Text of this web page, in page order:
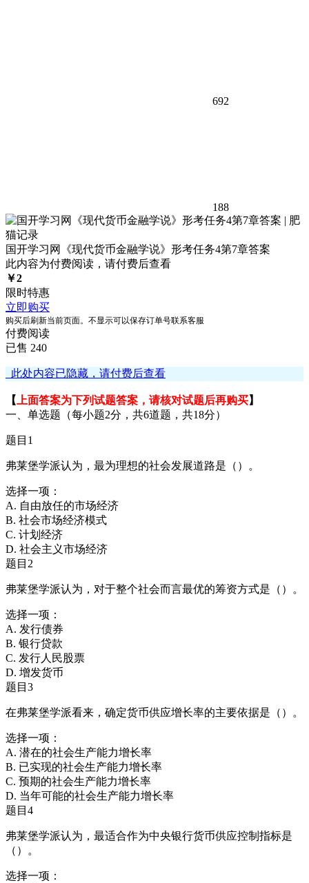
692
188
国开学习网《现代货币金融学说》形考任务4第7章答案
此内容为付费阅读，请付费后查看
￥2
限时特惠
立即购买
购买后刷新当前页面。不显示可以保存订单号联系客服
付费阅读
已售 240
此处内容已隐藏，请付费后查看
【 上面答案为下列试题答案，请核对试题后再购买】
一、单选题（每小题2分，共6道题，共18分）
题目1
弗莱堡学派认为，最为理想的社会发展道路是（）。
选择一项：
A. 自由放任的市场经济
B. 社会市场经济模式
C. 计划经济
D. 社会主义市场经济
题目2
弗莱堡学派认为，对于整个社会而言最优的筹资方式是（）。
选择一项：
A. 发行债券
B. 银行贷款
C. 发行人民股票
D. 增发货币
题目3
在弗莱堡学派看来，确定货币供应增长率的主要依据是（）。
选择一项：
A. 潜在的社会生产能力增长率
B. 已实现的社会生产能力增长率
C. 预期的社会生产能力增长率
D. 当年可能的社会生产能力增长率
题目4
弗莱堡学派认为，最适合作为中央银行货币供应控制指标是
（）。
选择一项：